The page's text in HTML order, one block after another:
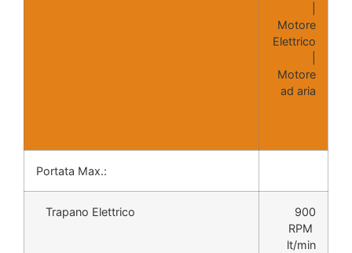
Motore
Elettrico
Motore
ad aria
Portata Max.:
Trapano Elettrico
900
RPM
lt/min